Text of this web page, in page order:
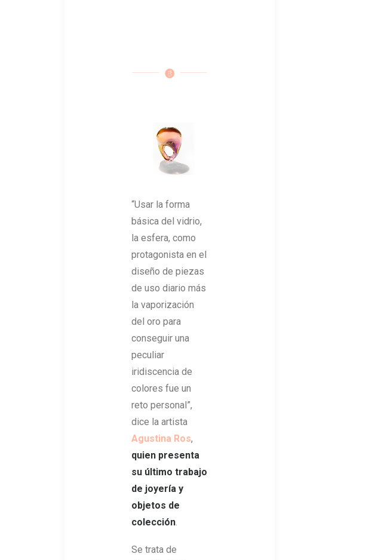
“Usar la forma
básica del vidrio,
la esfera, como
protagonista en el
diseño de piezas
de uso diario más
la vaporización
del oro para
conseguir una
peculiar
iridiscencia de
colores fue un
reto personal”,
dice la artista
Agustina Ros,
quien presenta
su último trabajo
de joyería y
objetos de
colección.
Se trata de